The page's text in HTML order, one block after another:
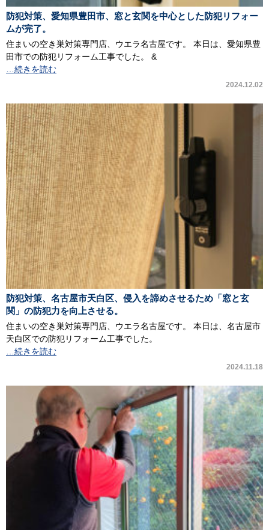
防犯対策、愛知県豊田市、窓と玄関を中心とした防犯リフォー
ムが完了。
住まいの空き巣対策専門店、ウエラ名古屋です。 本日は、愛知県豊
田市での防犯リフォーム工事でした。 &
…続きを読む
2024.12.02
防犯対策、名古屋市天白区、侵入を諦めさせるため「窓と玄
関」の防犯力を向上させる。
住まいの空き巣対策専門店、ウエラ名古屋です。 本日は、名古屋市
天白区での防犯リフォーム工事でした。
…続きを読む
2024.11.18